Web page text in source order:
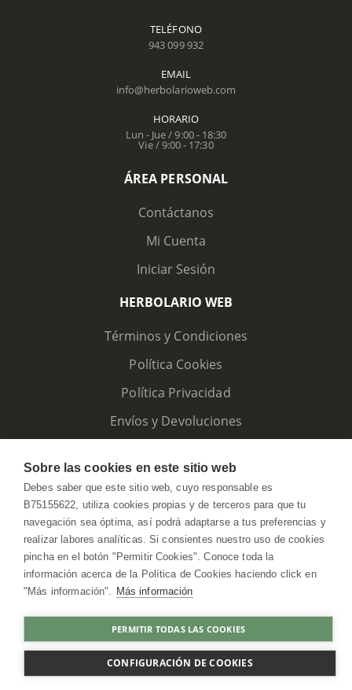
COMPRAR
TELÉFONO
943 099 932
EMAIL
info@herbolarioweb.com
HORARIO
Lun - Jue / 9:00 - 18:30
Vie / 9:00 - 17:30
ÁREA PERSONAL
Contáctanos
Mi Cuenta
Iniciar Sesión
HERBOLARIO WEB
Términos y Condiciones
Política Cookies
Política Privacidad
Envíos y Devoluciones
HerbolarioWeb © 2026. All Rights Reserved
Sobre las cookies en este sitio web
Debes saber que este sitio web, cuyo responsable es
B75155622, utiliza cookies propias y de terceros para que tu
navegación sea óptima, así podrá adaptarse a tus preferencias y
realizar labores analíticas. Si consientes nuestro uso de cookies
pincha en el botón "Permitir Cookies". Conoce toda la
información acerca de la Política de Cookies haciendo click en
"Más información". Más información
PERMITIR TODAS LAS COOKIES
CONFIGURACIÓN DE COOKIES